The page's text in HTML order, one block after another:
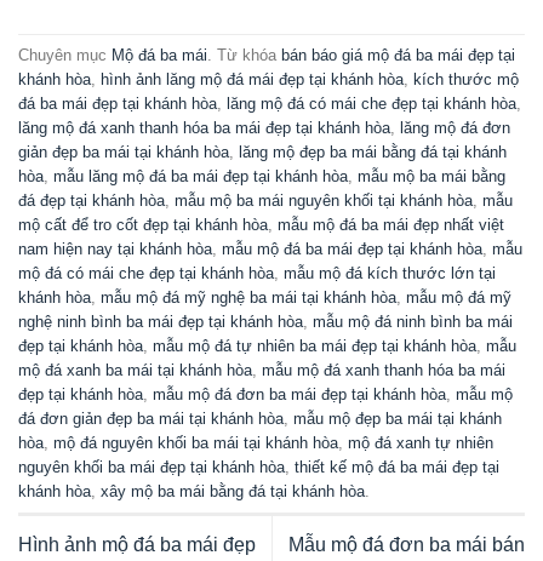
Chuyên mục Mộ đá ba mái . Từ khóa bán báo giá mộ đá ba mái đẹp tại
khánh hòa hình ảnh lăng mộ đá mái đẹp tại khánh hòa kích thước mộ
đá ba mái đẹp tại khánh hòa lăng mộ đá có mái che đẹp tại khánh hòa
lăng mộ đá xanh thanh hóa ba mái đẹp tại khánh hòa lăng mộ đá đơn
giản đẹp ba mái tại khánh hòa lăng mộ đẹp ba mái bằng đá tại khánh
hòa mẫu lăng mộ đá ba mái đẹp tại khánh hòa mẫu mộ ba mái bằng
đá đẹp tại khánh hòa mẫu mộ ba mái nguyên khối tại khánh hòa mẫu
mộ cất để tro cốt đẹp tại khánh hòa mẫu mộ đá ba mái đẹp nhất việt
nam hiện nay tại khánh hòa mẫu mộ đá ba mái đẹp tại khánh hòa mẫu
mộ đá có mái che đẹp tại khánh hòa mẫu mộ đá kích thước lớn tại
khánh hòa mẫu mộ đá mỹ nghệ ba mái tại khánh hòa mẫu mộ đá mỹ
nghệ ninh bình ba mái đẹp tại khánh hòa mẫu mộ đá ninh bình ba mái
đẹp tại khánh hòa mẫu mộ đá tự nhiên ba mái đẹp tại khánh hòa mẫu
mộ đá xanh ba mái tại khánh hòa mẫu mộ đá xanh thanh hóa ba mái
đẹp tại khánh hòa mẫu mộ đá đơn ba mái đẹp tại khánh hòa mẫu mộ
đá đơn giản đẹp ba mái tại khánh hòa mẫu mộ đẹp ba mái tại khánh
hòa mộ đá nguyên khối ba mái tại khánh hòa mộ đá xanh tự nhiên
nguyên khối ba mái đẹp tại khánh hòa thiết kế mộ đá ba mái đẹp tại
khánh hòa xây mộ ba mái bằng đá tại khánh hòa
Hình ảnh mộ đá ba mái đẹp Mẫu mộ đá đơn ba mái bán